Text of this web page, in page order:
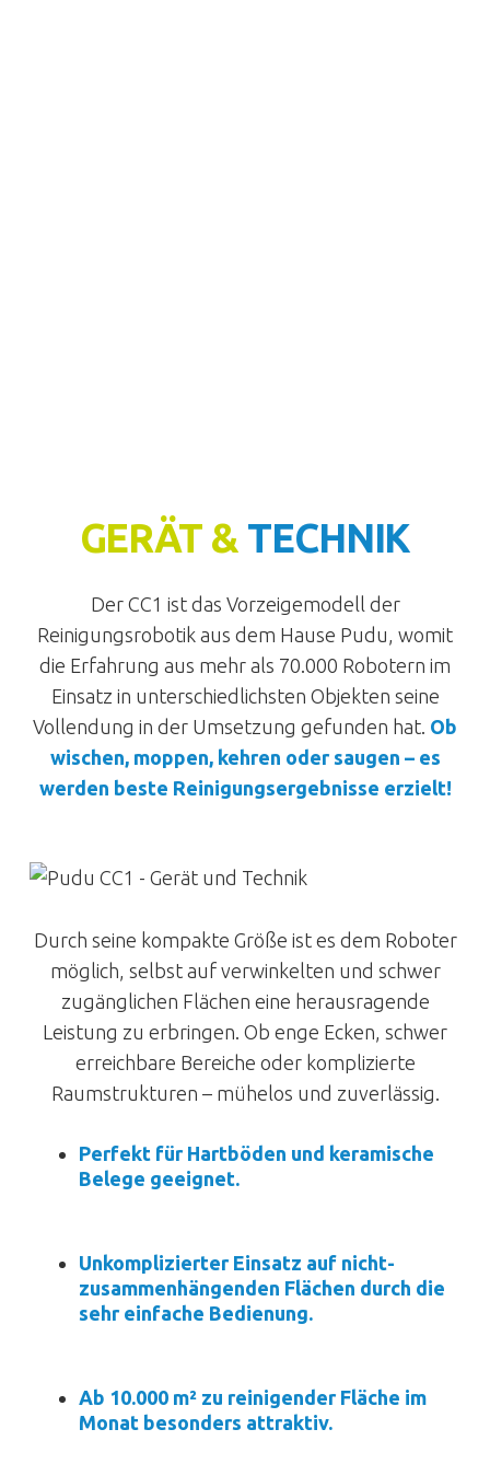
GERÄT & TECHNIK
Der CC1 ist das Vorzeigemodell der
Reinigungsrobotik aus dem Hause Pudu, womit
die Erfahrung aus mehr als 70.000 Robotern im
Einsatz in unterschiedlichsten Objekten seine
Vollendung in der Umsetzung gefunden hat. Ob
wischen, moppen, kehren oder saugen – es
werden beste Reinigungsergebnisse erzielt!
Durch seine kompakte Größe ist es dem Roboter
möglich, selbst auf verwinkelten und schwer
zugänglichen Flächen eine herausragende
Leistung zu erbringen. Ob enge Ecken, schwer
erreichbare Bereiche oder komplizierte
Raumstrukturen – mühelos und zuverlässig.
Perfekt für Hartböden und keramische
Belege geeignet.
Unkomplizierter Einsatz auf nicht-
zusammenhängenden Flächen durch die
sehr einfache Bedienung.
Ab 10.000 m² zu reinigender Fläche im
Monat besonders attraktiv.